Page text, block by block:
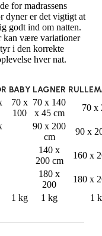
for madrassens
dyner er det vigtigt at
godt ind om natten.
kan være variationer
i den korrekte
hver nat.
BABY LAGNER
70 x
100
70 x 140
x 45 cm
70 x
90 x 200
cm
90 x
140 x
200 cm
160 x
180 x
200
180 x
1 kg 1 kg
1